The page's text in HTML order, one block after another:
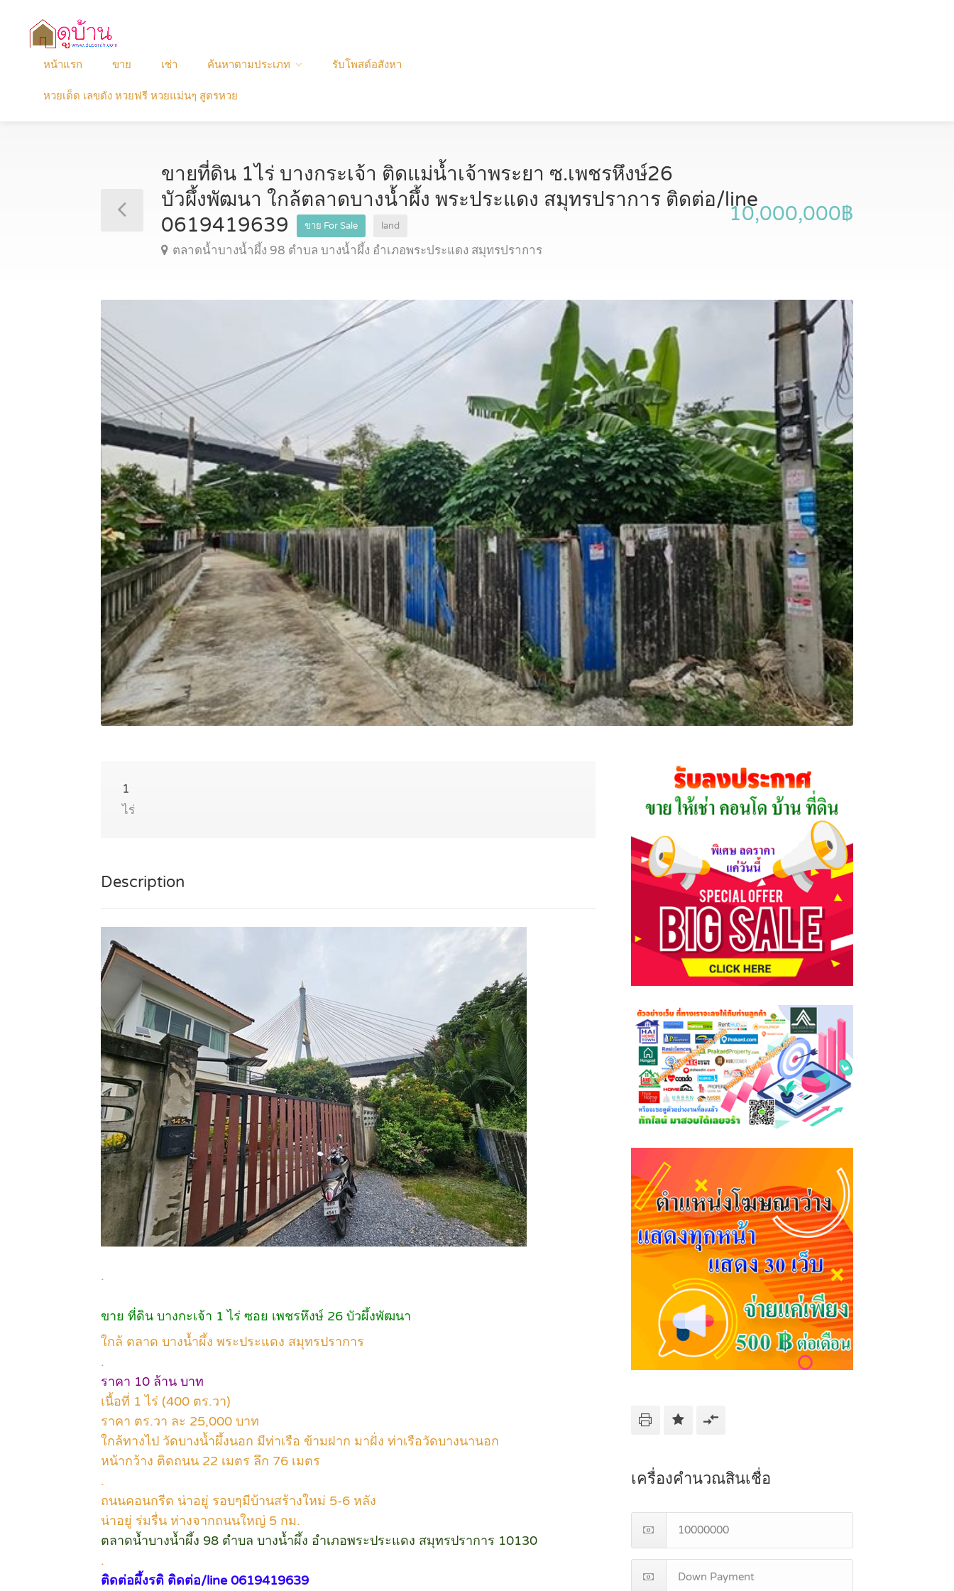
หน้าแรก ขาย เช่า ค้นหาตามประเภท รับโพสต์อสังหา
หวยเด็ด เลขดัง หวยฟรี หวยแม่นๆ สูตรหวย
ขายที่ดิน 1ไร่ บางกระเจ้า ติดแม่น้ำเจ้าพระยา ซ.เพชรหึงษ์26
บัวผึ้งพัฒนา ใกล้ตลาดบางน้ำผึ้ง พระประแดง สมุทรปราการ ติดต่อ/line
0619419639
ขาย For Sale land
ตลาดน้ำบางน้ำผึ้ง 98 ตำบล บางน้ำผึ้ง อำเภอพระประแดง สมุทรปราการ
10,000,000฿
1
ไร่
Description
.
ขาย ที่ดิน บางกะเจ้า 1 ไร่ ซอย เพชรหึงษ์ 26 บัวผึ้งพัฒนา
ใกล้ ตลาด บางน้ำผึ้ง พระประแดง สมุทรปราการ
.
ราคา 10 ล้าน บาท
เนื้อที่ 1 ไร่ (400 ตร.วา)
ราคา ตร.วา ละ 25,000 บาท
ใกล้ทางไป วัดบางน้ำผึ้งนอก มีท่าเรือ ข้ามฝาก มาฝั่ง ท่าเรือวัดบางนานอก
หน้ากว้าง ติดถนน 22 เมตร ลึก 76 เมตร
.
ถนนคอนกรีต น่าอยู่ รอบๆมีบ้านสร้างใหม่ 5-6 หลัง
น่าอยู่ ร่มรื่น ห่างจากถนนใหญ่ 5 กม.
ตลาดน้ำบางน้ำผึ้ง 98 ตำบล บางน้ำผึ้ง อำเภอพระประแดง สมุทรปราการ 10130
.
ติดต่อผึ้งรติ ติดต่อ/line 0619419639
เครื่องคำนวณสินเชื่อ